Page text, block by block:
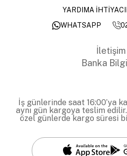
YARDIMA
WHATSAPP
İletişim
Banka
İş günlerinde saat 16:00’ya
aynı gün kargoya teslim
özel günlerde kargo süresi